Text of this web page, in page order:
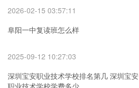
2026-02-15 03:57:11
阜阳一中复读班怎么样
2025-09-12 10:27:03
深圳宝安职业技术学校排名第几 深圳宝安